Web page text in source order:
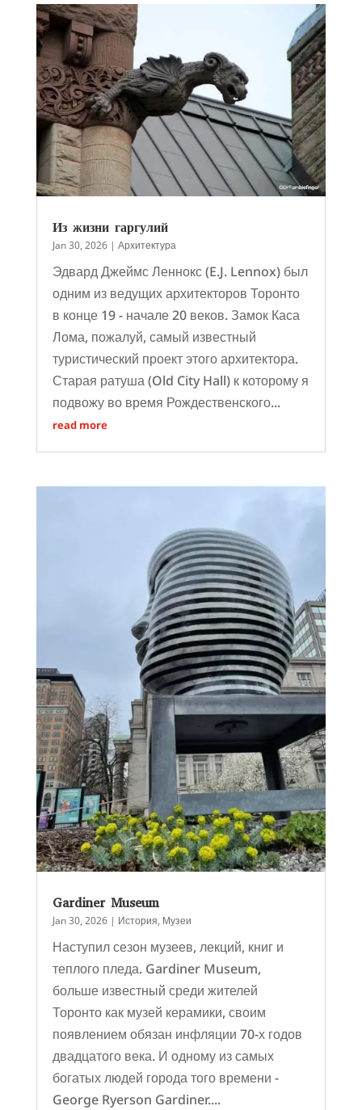
Из жизни гаргулий
Jan 30, 2026| Архитектура
Эдвард Джеймс Леннокс (E.J. Lennox) был
одним из ведущих архитекторов Торонто
в конце 19 - начале 20 веков. Замок Каса
Лома, пожалуй, самый известный
туристический проект этого архитектора.
Старая ратуша (Old City Hall) к которому я
подвожу во время Рождественского...
read more
Gardiner Museum
Jan 30, 2026| История, Музеи
Наступил сезон музеев, лекций, книг и
теплого пледа. Gardiner Museum,
больше известный среди жителей
Торонто как музей керамики, своим
появлением обязан инфляции 70-х годов
двадцатого века. И одному из самых
богатых людей города того времени -
George Ryerson Gardiner....